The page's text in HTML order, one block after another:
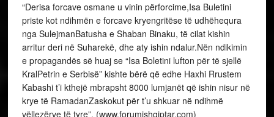
“Derisa forcave osmane u vinin përforcime,Isa Buletini
priste kot ndihmën e forcave kryengritëse të udhëhequra
nga SulejmanBatusha e Shaban Binaku, të cilat kishin
arritur deri në Suharekë, dhe aty ishin ndalur.Nën ndikimin
e propagandës së huaj se “Isa Boletini lufton për të sjellë
KralPetrin e Serbisë” kishte bërë që edhe Haxhi Rrustem
Kabashi t’i kthejë mbrapsht 8000 lumjanët që ishin nisur në
krye të RamadanZaskokut për t’u shkuar në ndihmë
vëllezërve të tyre”. (www.forumishqiptar.com)